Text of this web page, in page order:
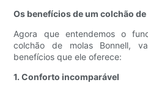
Os benefícios de um colchão
Agora que entendemos o
colchão de molas Bonnell,
benefícios que ele oferece:
1. Conforto incomparável